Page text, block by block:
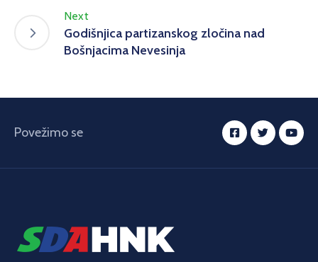
Next
Godišnjica partizanskog zločina nad
Bošnjacima Nevesinja
Povežimo se